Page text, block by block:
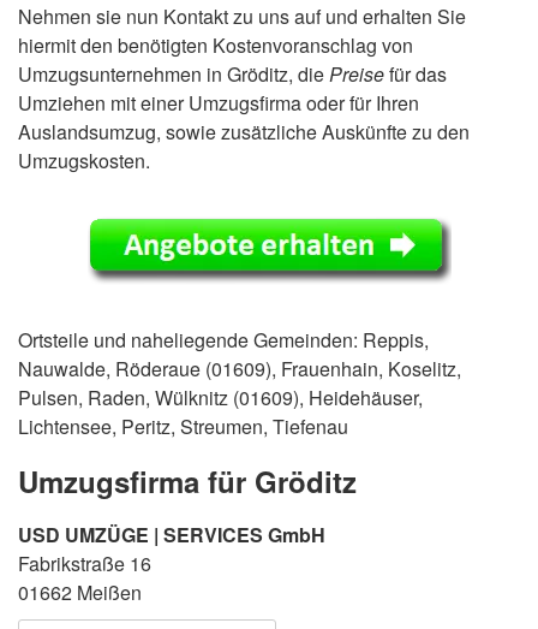
Nehmen sie nun Kontakt zu uns auf und erhalten Sie
hiermit den benötigten Kostenvoranschlag von
Umzugsunternehmen in Gröditz, diePreisefür das
Umziehen mit einer Umzugsfirma oder für Ihren
Auslandsumzug, sowie zusätzliche Auskünfte zu den
Umzugskosten.
Ortsteile und naheliegende Gemeinden: Reppis,
Nauwalde, Röderaue (01609), Frauenhain, Koselitz,
Pulsen, Raden, Wülknitz (01609), Heidehäuser,
Lichtensee, Peritz, Streumen, Tiefenau
Umzugsfirma für Gröditz
USD UMZÜGE | SERVICES GmbH
Fabrikstraße 16
01662 Meißen